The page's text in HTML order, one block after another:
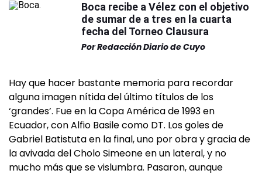
Boca recibe a Vélez con el objetivo
de sumar de a tres en la cuarta
fecha del Torneo Clausura
PorRedacción Diario de Cuyo
Hay que hacer bastante memoria para recordar
alguna imagen nítida del último títulos de los
‘grandes’. Fue en la Copa América de 1993 en
Ecuador, con Alfio Basile como DT. Los goles de
Gabriel Batistuta en la final, uno por obra y gracia de
la avivada del Cholo Simeone en un lateral, y no
mucho más que se vislumbra. Pasaron, aunque